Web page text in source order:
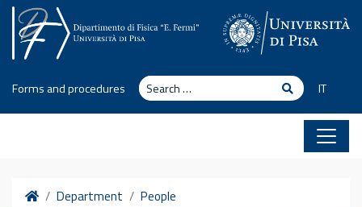
Skip to content
Forms and procedures Search Search
IT
HomeDepartment People